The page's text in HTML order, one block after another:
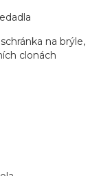
na brýle,
clonách